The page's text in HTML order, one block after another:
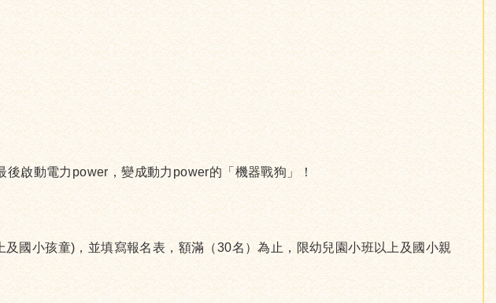
啟動電力power，變成動力power的「機器戰狗」！
國小孩童)，並填寫報名表，額滿（30名）為止，限幼兒園小班以上及國小親